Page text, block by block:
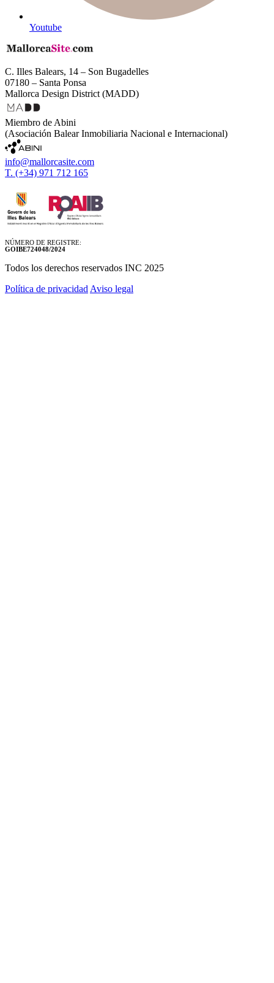
Youtube
C. Illes Balears, 14 – Son Bugadelles
07180 – Santa Ponsa
Mallorca Design District (MADD)
Miembro de Abini
(Asociación Balear Inmobiliaria Nacional e Internacional)
info@mallorcasite.com
T. (+34) 971 712 165
NÚMERO DE REGISTRE:
GOIBE724048/2024
Todos los derechos reservados INC 2025
Política de privacidad Aviso legal